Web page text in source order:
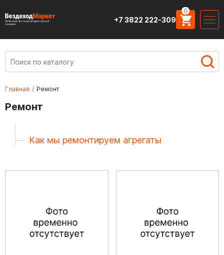
Запасные части для вездеходной
техники
+7 3822 222-309
0
Главная / Ремонт
Ремонт
Как мы ремонтируем агрегаты